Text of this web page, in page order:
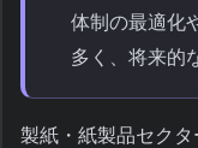
体制の最適化
多く、将来的
製紙・紙製品セクタ